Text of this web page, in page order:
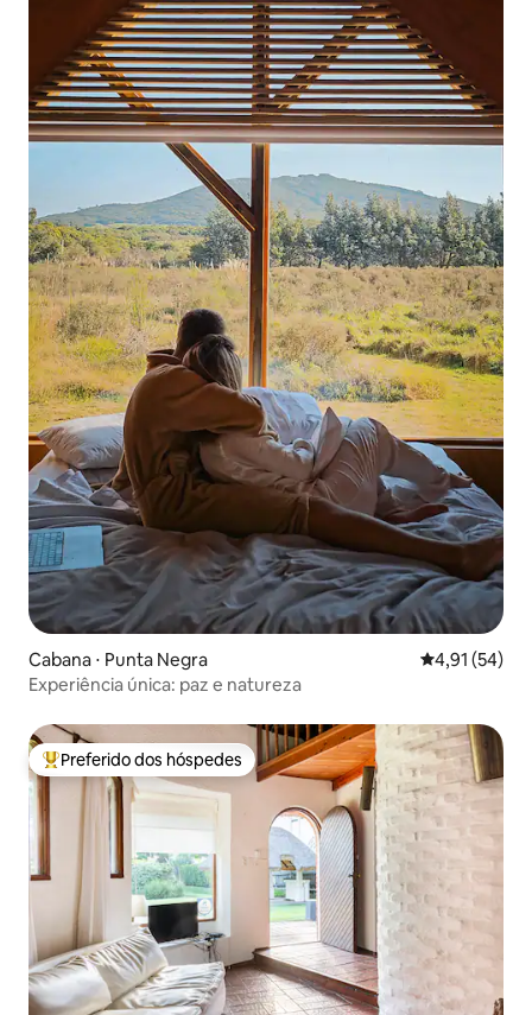
Cabana ⋅ Punta Negra 4,91 de uma
4,91 (54)
Experiência única: paz e natureza
Entre os melhores preferidos dos hóspedes
Preferido dos hóspedes